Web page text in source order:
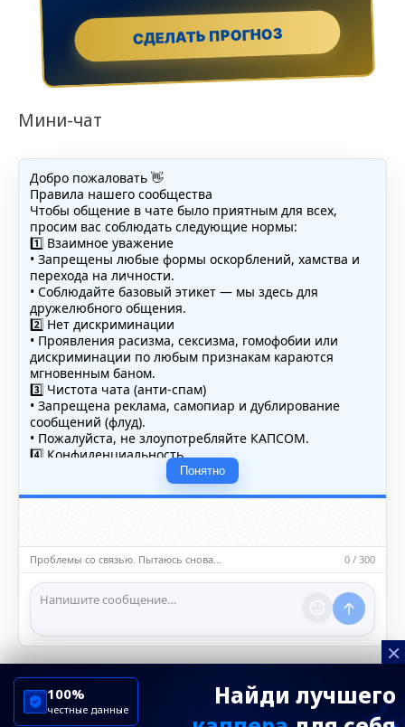
СДЕЛАТЬ ПРОГНОЗ
Мини-чат
Добро пожаловать 👋
Правила нашего сообщества
Чтобы общение в чате было приятным для всех,
просим вас соблюдать следующие нормы:
1️⃣ Взаимное уважение
• Запрещены любые формы оскорблений, хамства и
перехода на личности.
• Соблюдайте базовый этикет — мы здесь для
дружелюбного общения.
2️⃣ Нет дискриминации
• Проявления расизма, сексизма, гомофобии или
дискриминации по любым признакам караются
мгновенным баном.
3️⃣ Чистота чата (анти-спам)
• Запрещена реклама, самопиар и дублирование
сообщений (флуд).
• Пожалуйста, не злоупотребляйте КАПСОМ.
4️⃣ Конфиденциальность
• Не публикуйте личные данные — свои или чужие
(телефоны, адреса, документы).
5️⃣ Уместность контента
насилию.
ℹ️ Модераторы и администраторы вправе удалять
сообщения и ограничивать доступ к чату при
нарушении правил.
Понятно
Проблемы со связью. Пытаюсь снова… 0 / 300
×
Найди лучшего
100%
честные данные